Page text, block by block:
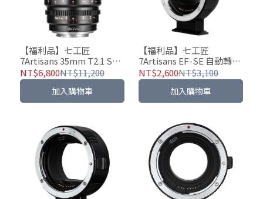
【福利品】七工匠
7Artisans 35mm T2.1 S35
希望系列 大光圈電影鏡頭
NT$6,800NT$11,200
加入購物車
【福利品】七工匠
7Artisans EF-SE 自動轉接
環 - CANON EF/EF-S鏡頭
轉 SONY E 相機
NT$2,600NT$3,100
加入購物車